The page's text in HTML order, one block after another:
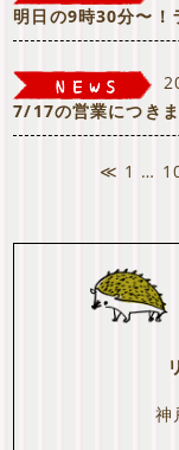
明日の9時30分〜
7/17の営業につき
≪ 1 …
神